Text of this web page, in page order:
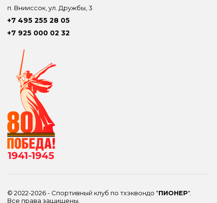
п. Внииссок, ул. Дружбы, 3
+7 495 255 28 05
+7 925 000 02 32
© 2022-2026 - Спортивный клуб по тхэквондо "ПИОНЕР".
Все права защищены.